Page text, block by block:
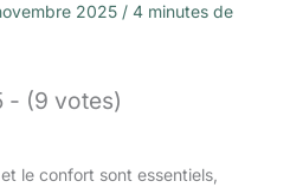
2025 / 4 minutes de
- (9 votes)
le confort sont essentiels,